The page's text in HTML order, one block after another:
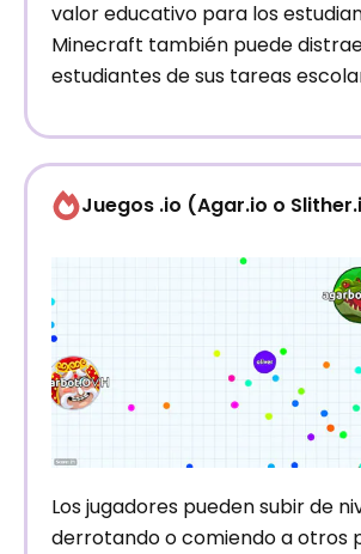
valor educativo para los
Minecraft también puede
estudiantes de sus tareas
Juegos .io (Agar.io o
Los jugadores pueden subir de
derrotando o comiendo a otros